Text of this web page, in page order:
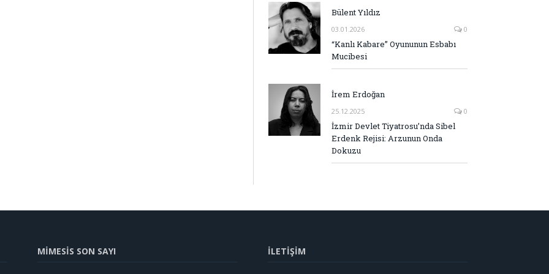
Bülent Yıldız
03.01.2026 0
“Kanlı Kabare” Oyununun Esbabı
Mucibesi
İrem Erdoğan
25.12.2025 0
İzmir Devlet Tiyatrosu’nda Sibel
Erdenk Rejisi: Arzunun Onda
Dokuzu
MİMESİS SON SAYI İLETİŞİM